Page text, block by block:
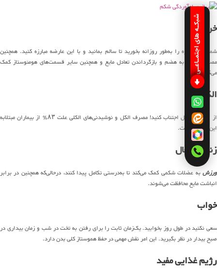
خربزه
شما باید خربزه را به‌طور روزانه بخورید تا سالم بمانید و با این عارضه مبارزه کنید. همچنین
مصرف خربزه به هضم و بازگرداندن تعادل مایع و همچنین سایر قسمت‌های هومئوستاز کمک
می‌کند.
الکل
از مصرف الکل اجتناب کنید! مصرف الکل و نوشیدنی‌های الکلی علت ۸۳٪ از بیماران مبتلابه
این بیماری است.
زندگی فعال
ورزش به عضلات شکمی کمک می‌کند تا به‌درستی تکامل پیدا کنند، درحالی‌که همچنین در برابر
انباشت مایع محافظت می‌شوند.
خواب
سعی نکنید در طول روز بخوابید. یک‌زمان ثابت را برای رفتن به تخت در شب و زمان بیداری در
صبح بیدار در نظر بگیرید. این امر نقش مهمی در حفظ هموستاز کلی بدن دارد.
رژیم غذایی مفید
شبکـه های اجتمـاعـی